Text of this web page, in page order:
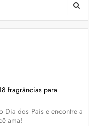
fragrâncias para
Dia dos Pais e encontre a
ama!